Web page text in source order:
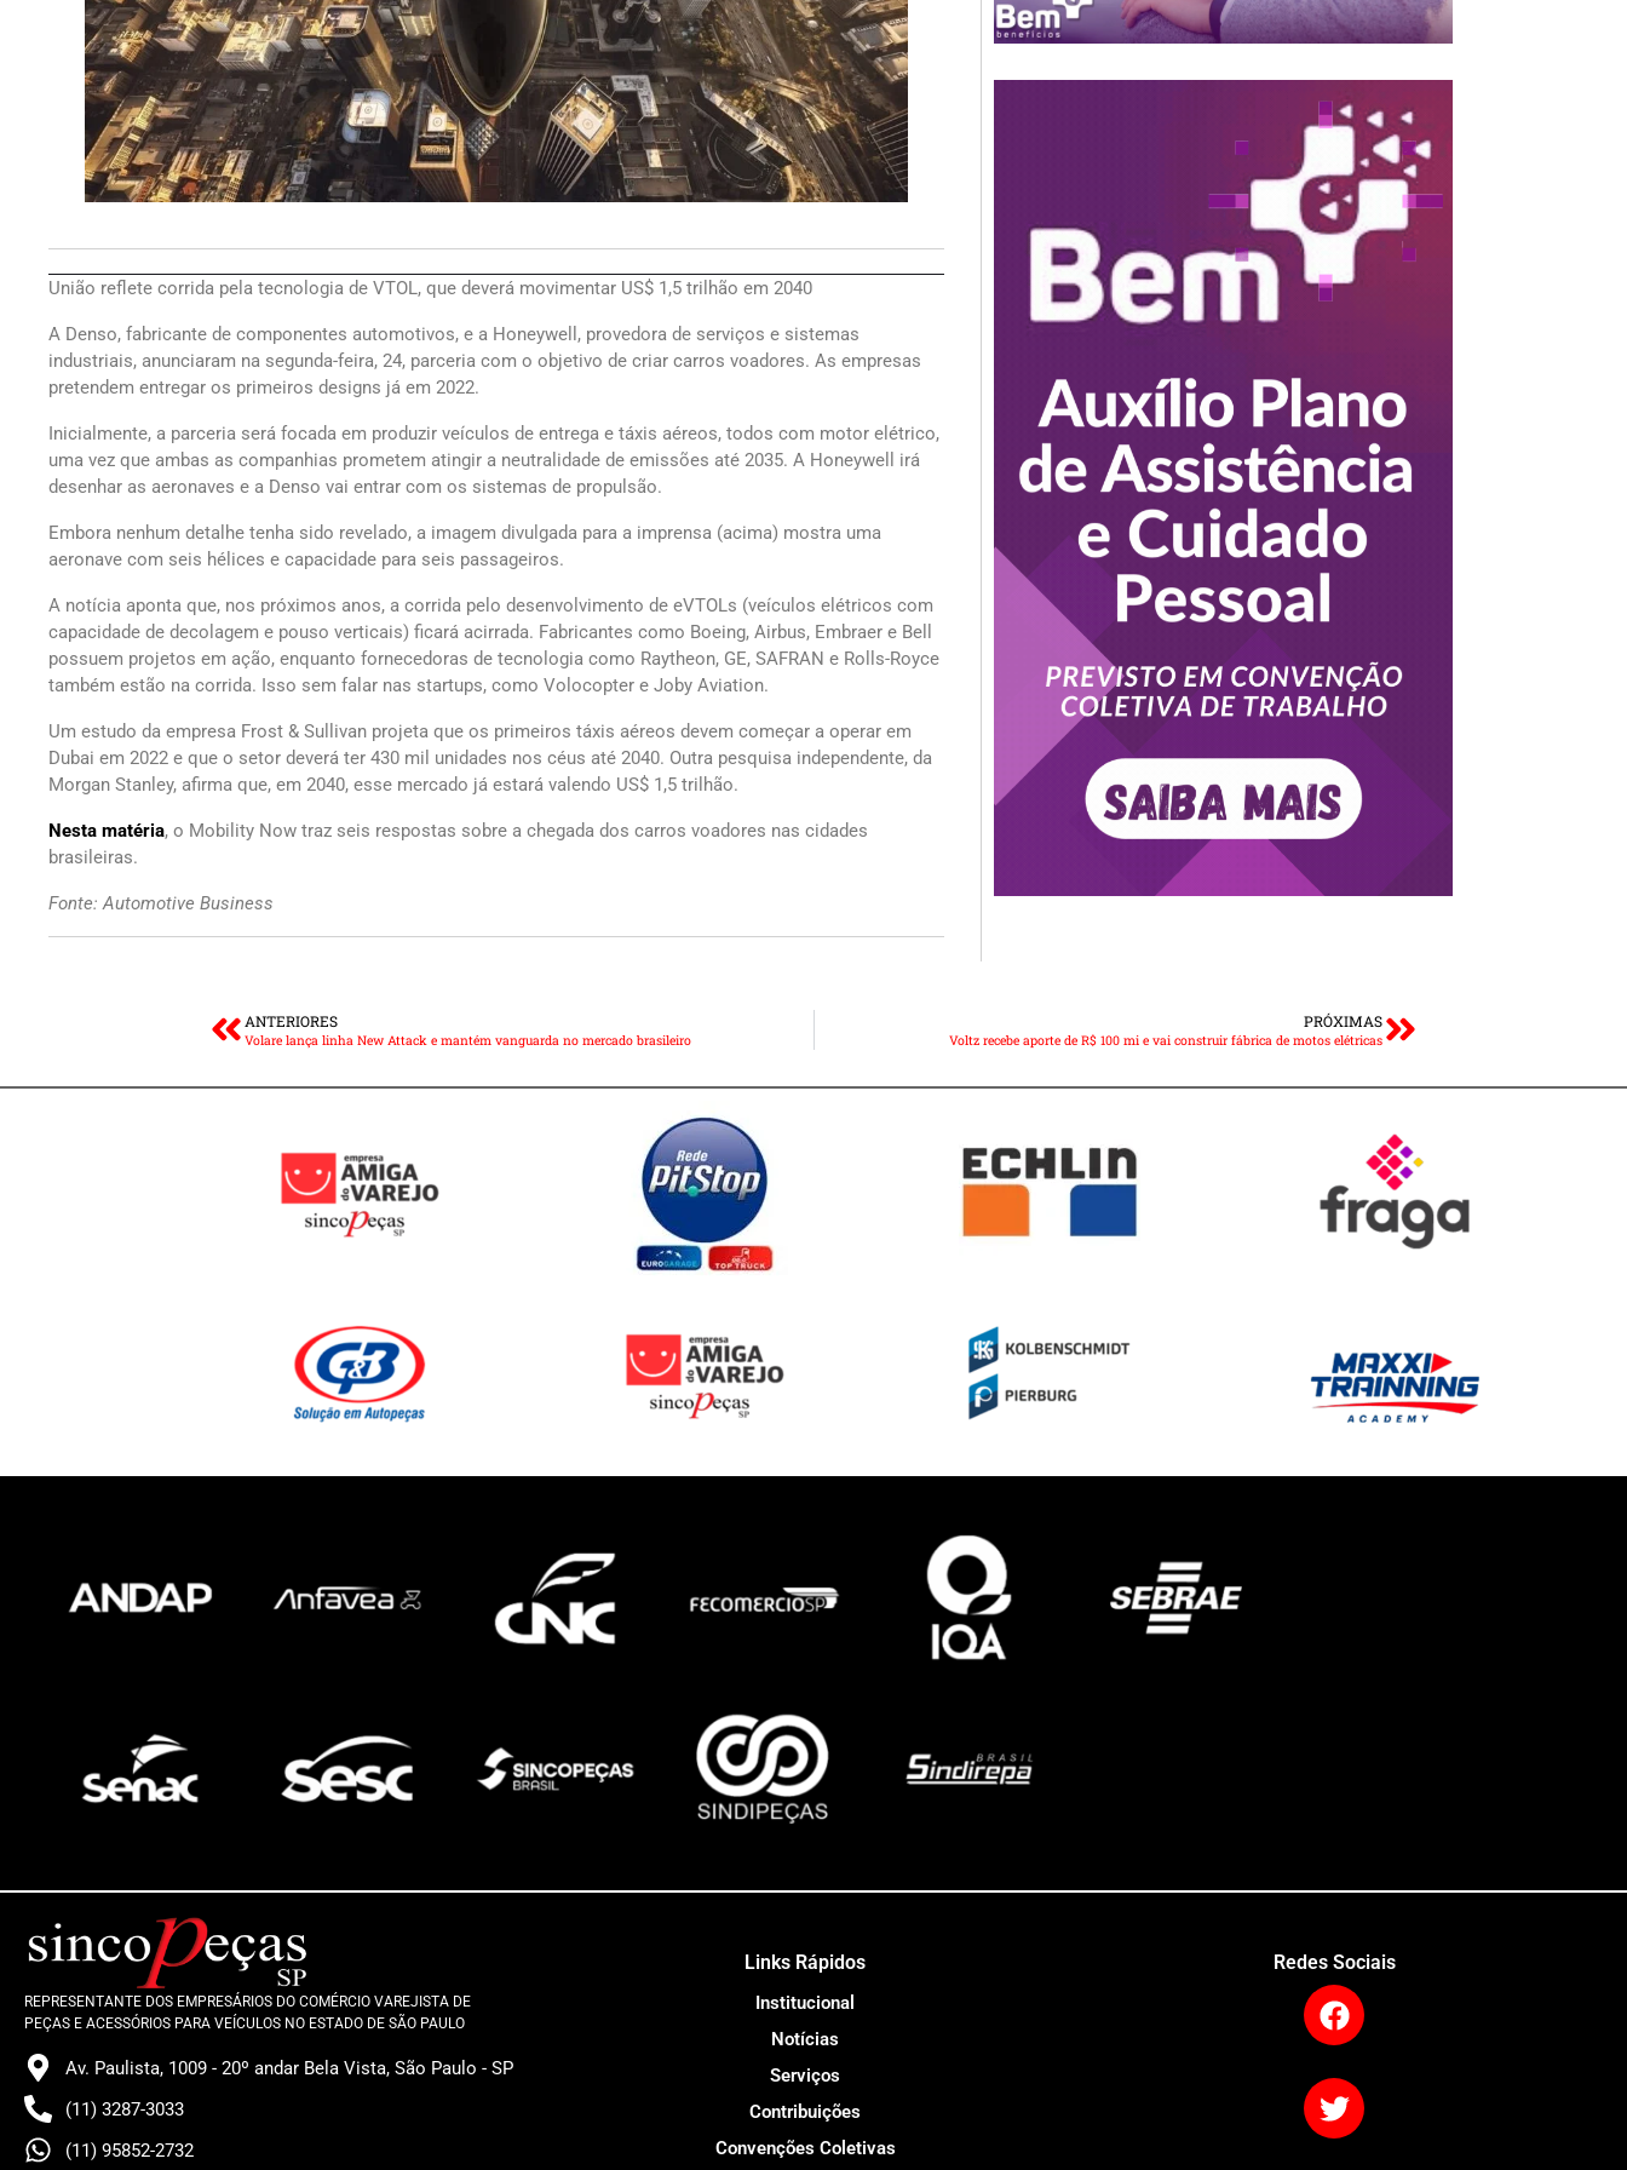
União reflete corrida pela tecnologia de VTOL, que deverá movimentar US$ 1,5 trilhão em 2040
A Denso, fabricante de componentes automotivos, e a Honeywell, provedora de serviços e sistemas
industriais, anunciaram na segunda-feira, 24, parceria com o objetivo de criar carros voadores. As empresas
pretendem entregar os primeiros designs já em 2022.
Inicialmente, a parceria será focada em produzir veículos de entrega e táxis aéreos, todos com motor elétrico,
uma vez que ambas as companhias prometem atingir a neutralidade de emissões até 2035. A Honeywell irá
desenhar as aeronaves e a Denso vai entrar com os sistemas de propulsão.
Embora nenhum detalhe tenha sido revelado, a imagem divulgada para a imprensa (acima) mostra uma
aeronave com seis hélices e capacidade para seis passageiros.
A notícia aponta que, nos próximos anos, a corrida pelo desenvolvimento de eVTOLs (veículos elétricos com
capacidade de decolagem e pouso verticais) ficará acirrada. Fabricantes como Boeing, Airbus, Embraer e Bell
possuem projetos em ação, enquanto fornecedoras de tecnologia como Raytheon, GE, SAFRAN e Rolls-Royce
também estão na corrida. Isso sem falar nas startups, como Volocopter e Joby Aviation.
Um estudo da empresa Frost & Sullivan projeta que os primeiros táxis aéreos devem começar a operar em
Dubai em 2022 e que o setor deverá ter 430 mil unidades nos céus até 2040. Outra pesquisa independente, da
Morgan Stanley, afirma que, em 2040, esse mercado já estará valendo US$ 1,5 trilhão.
Nesta matéria, o Mobility Now traz seis respostas sobre a chegada dos carros voadores nas cidades
brasileiras.
Fonte: Automotive Business
ANTERIORES
Volare lança linha New Attack e mantém vanguarda no mercado brasileiro
PRÓXIMAS
Voltz recebe aporte de R$ 100 mi e vai construir fábrica de motos elétricas
REPRESENTANTE DOS EMPRESÁRIOS DO COMÉRCIO VAREJISTA DE
PEÇAS E ACESSÓRIOS PARA VEÍCULOS NO ESTADO DE SÃO PAULO
Av. Paulista, 1009 - 20º andar Bela Vista, São Paulo - SP
(11) 3287-3033
(11) 95852-2732
Links Rápidos
Institucional
Notícias
Serviços
Contribuições
Convenções Coletivas
Redes Sociais